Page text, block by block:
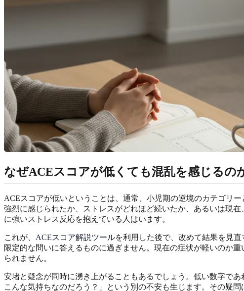
なぜACEスコアが低くても混乱を感じるの
ACEスコアが低いということは、通常、小児期の逆境のカテゴリ
強烈に感じられたか、ストレスがどれほど続いたか、あるいは現
に強いストレス反応を抱えている人はいます。
これが、 ACEスコア解説ツールを利用した後で、改めて結果を見
限定的な問いに答えるものに過ぎません。現在の症状が軽いのか
られません。
安堵と疑念が同時に湧き上がることもあるでしょう。低い数字で
こんな気持ちなのだろう？」という別の不安も生じます。その疑